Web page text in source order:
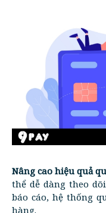
Nâng cao hiệu quả
thể dễ dàng theo
báo cáo, hệ thống
hàng.